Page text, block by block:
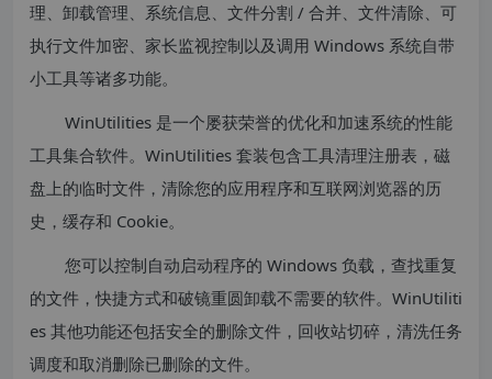
理、卸载管理、系统信息、文件分割 / 合并、文件清除、可
执行文件加密、家长监视控制以及调用 Windows 系统自带
小工具等诸多功能。
WinUtilities 是一个屡获荣誉的优化和加速系统的性能
工具集合软件。WinUtilities 套装包含工具清理注册表，磁
盘上的临时文件，清除您的应用程序和互联网浏览器的历
史，缓存和 Cookie。
您可以控制自动启动程序的 Windows 负载，查找重复
的文件，快捷方式和破镜重圆卸载不需要的软件。WinUtiliti
es 其他功能还包括安全的删除文件，回收站切碎，清洗任务
调度和取消删除已删除的文件。